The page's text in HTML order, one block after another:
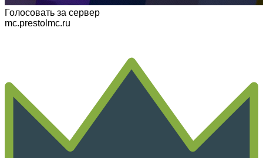
Голосовать за сервер
mc.prestolmc.ru